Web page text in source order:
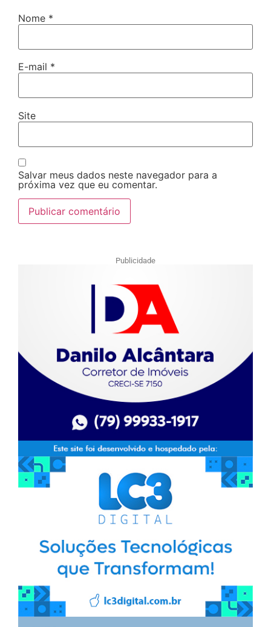
Nome *
E-mail *
Site
Salvar meus dados neste navegador para a
próxima vez que eu comentar.
Publicidade